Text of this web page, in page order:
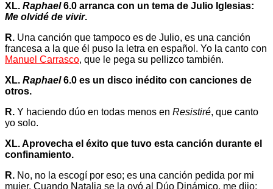
XL. Raphael6.0 arranca con un tema de Julio Iglesias:
Me olvidé de vivir.
R. Una canción que tampoco es de Julio, es una canción
francesa a la que él puso la letra en español. Yo la canto con
Manuel Carrasco, que le pega su pellizco también.
XL. Raphael6.0 es un disco inédito con canciones de
otros.
R. Y haciendo dúo en todas menos en Resistiré, que canto
yo solo.
XL. Aprovecha el éxito que tuvo esta canción durante el
confinamiento.
R. No, no la escogí por eso; es una canción pedida por mi
mujer. Cuando Natalia se la oyó al Dúo Dinámico, me dijo: